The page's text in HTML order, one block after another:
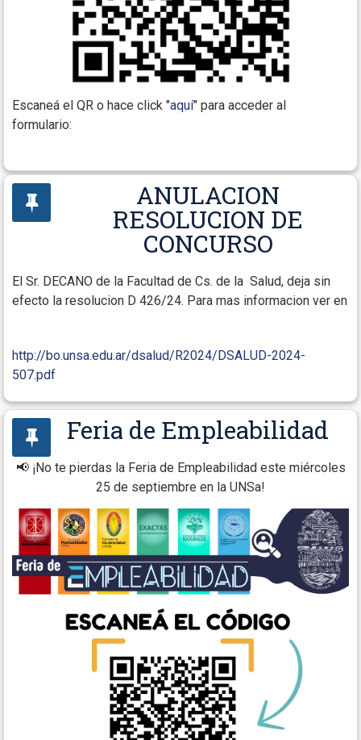
Escaneá el QR o hace click "aquí" para acceder al
formulario:
ANULACION
RESOLUCION DE
CONCURSO
El Sr. DECANO de la Facultad de Cs. de la Salud, deja sin
efecto la resolucion D 426/24. Para mas informacion ver en
http://bo.unsa.edu.ar/dsalud/R2024/DSALUD-2024-
507.pdf
Feria de Empleabilidad
📢 ¡No te pierdas la Feria de Empleabilidad este miércoles
25 de septiembre en la UNSa!